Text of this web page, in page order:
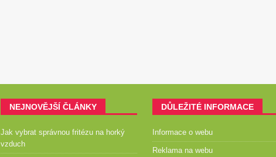
NEJNOVĚJŠÍ ČLÁNKY
Jak vybrat správnou fritézu na horký
vzduch
DŮLEŽITÉ INFORMACE
Informace o webu
Reklama na webu